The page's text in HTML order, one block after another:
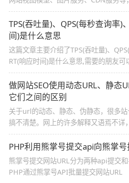
器访问、使用反向代理、CDN加速等
TPS(吞吐量)、QPS(每秒查询率)
间)是什么意思
这篇文章主要介绍了TPS(吞吐量)、
RT(响应时间)是什么意思,需要的朋友可
做网站SEO使用动态URL、静态
它们之间的区别
关于url的动态、静态、伪静态，很多
搞不清楚。网上的许多解释又语焉不详
下
PHP利用熊掌号提交api向熊掌
熊掌号提交网站URL分为两种api提交
PHP通过熊掌号API批量提交网站URL